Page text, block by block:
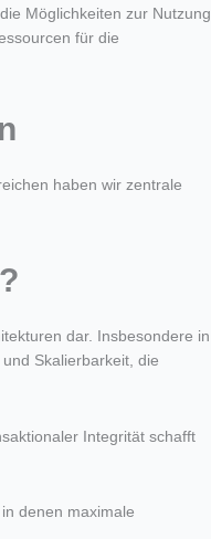
Möglichkeiten zur Nutzung
für die
haben wir zentrale
dar. Insbesondere in
Skalierbarkeit, die
Integrität schafft
denen maximale